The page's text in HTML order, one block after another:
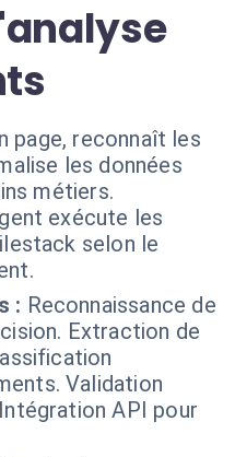
page, reconnaît les
les données
métiers.
exécute les
selon le
: Reconnaissance de
Extraction de
Validation
API pour